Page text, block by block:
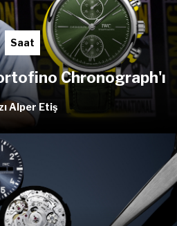
Saat
Chronograph'ı
Alper Etiş